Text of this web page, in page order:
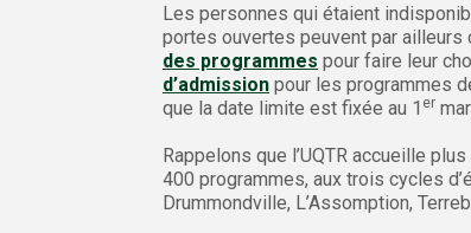
Les personnes qui étaient
portes ouvertes peuvent par ailleurs
des programmes pour faire leur
d’admission pour les programmes
que la date limite est fixée au 1 er
Rappelons que l’UQTR accueille
400 programmes, aux trois cycles
Drummondville, L’Assomption,